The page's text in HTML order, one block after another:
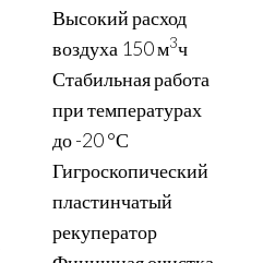
Высокий расход
воздуха 150 м3ч
Стабильная работа
при температурах
до -20 °С
Гигроскопический
пластинчатый
рекуператор